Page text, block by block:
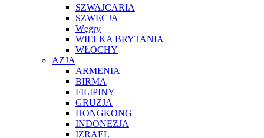
SZWAJCARIA
SZWECJA
Węgry
WIELKA BRYTANIA
WŁOCHY
AZJA
ARMENIA
BIRMA
FILIPINY
GRUZJA
HONGKONG
INDONEZJA
IZRAEL